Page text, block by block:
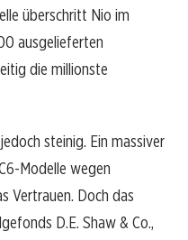
überschritt Nio im
ausgelieferten
die millionste
steinig. Ein massiver
Modelle wegen
Vertrauen. Doch das
D.E. Shaw & Co.,